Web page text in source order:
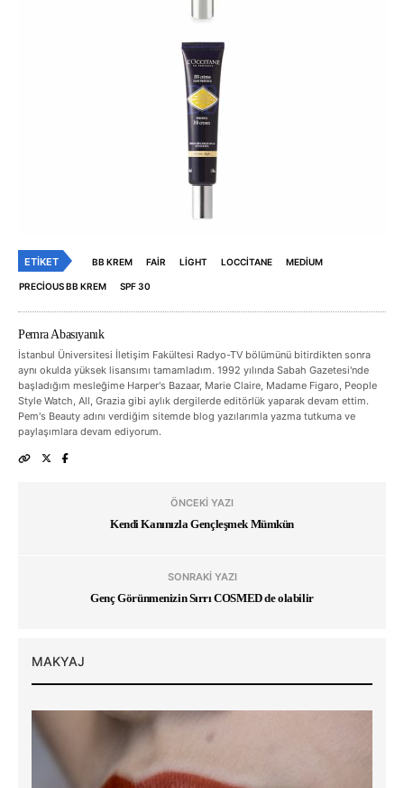
ETIKET BB KREM FAIR LIGHT LOCCITANE MEDIUM
PRECIOUS BB KREM SPF 30
Pemra Abasıyanık
İstanbul Üniversitesi İletişim Fakültesi Radyo-TV bölümünü bitirdikten sonra
aynı okulda yüksek lisansımı tamamladım. 1992 yılında Sabah Gazetesi'nde
başladığım mesleğime Harper's Bazaar, Marie Claire, Madame Figaro, People
Style Watch, All, Grazia gibi aylık dergilerde editörlük yaparak devam ettim.
Pem's Beauty adını verdiğim sitemde blog yazılarımla yazma tutkuma ve
paylaşımlara devam ediyorum.
ÖNCEKI YAZI
Kendi Kanınızla Gençleşmek Mümkün
SONRAKI YAZI
Genç Görünmenizin Sırrı COSMED de olabilir
MAKYAJ